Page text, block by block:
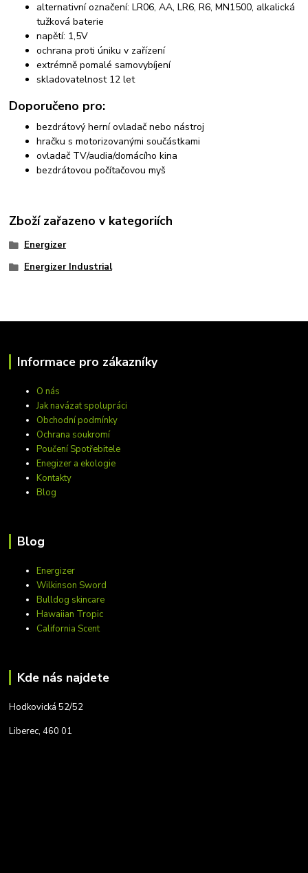
alternativní označení: LR06, AA, LR6, R6, MN1500, alkalická
tužková baterie
napětí: 1,5V
ochrana proti úniku v zařízení
extrémně pomalé samovybíjení
skladovatelnost 12 let
Doporučeno pro:
bezdrátový herní ovladač nebo nástroj
hračku s motorizovanými součástkami
ovladač TV/audia/domácího kina
bezdrátovou počítačovou myš
Zboží zařazeno v kategoriích
Energizer
Energizer Industrial
Informace pro zákazníky
O nás
Jak navázat spolupráci
Obchodní podmínky
Ochrana soukromí
Poučení Spotřebitele
Enegizer a ekologie
Kontakty
Blog
Blog
Energizer
Wilkinson Sword
Bulldog skincare
Hawaiian Tropic
California Scent
Kde nás najdete
Hodkovická 52/52
Liberec, 460 01